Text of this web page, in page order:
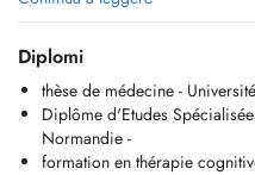
les assurés couverts par
CMFEP, CMFEC, EMCFL).
:
- Plus d'avance des honoraires
pas couvert par lassurance
- Simplification administrative
Diplomi
thèse de médecine -
Diplôme d'Etudes
Normandie -
formation en thérapie